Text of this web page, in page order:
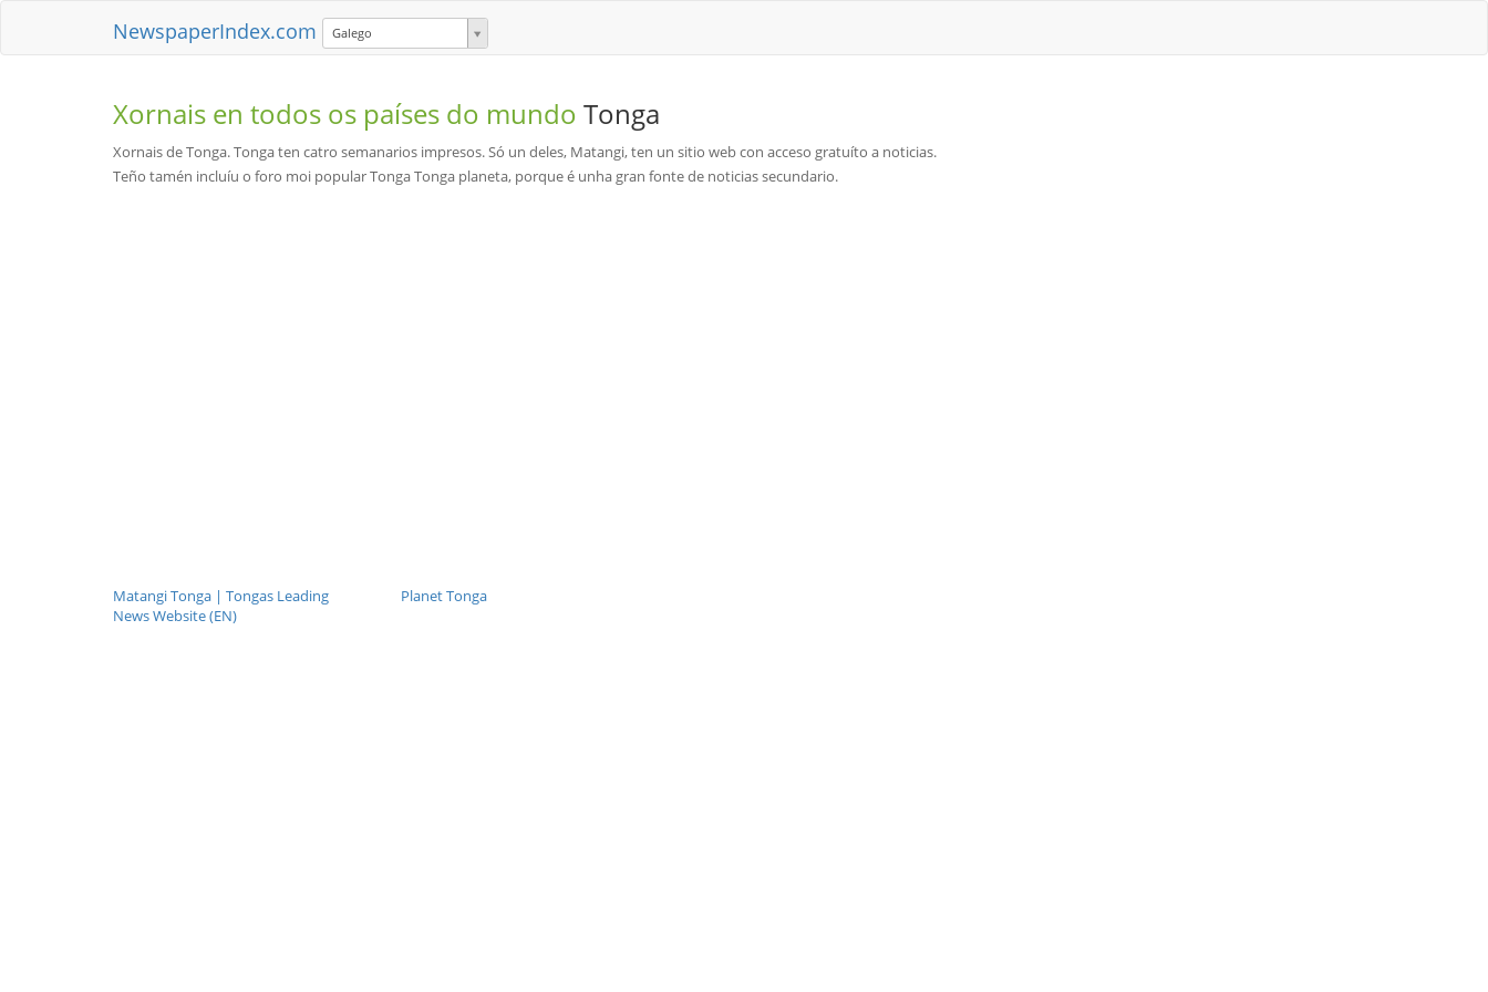
NewspaperIndex.com Galego
Xornais en todos os países do mundo Tonga
Xornais de Tonga. Tonga ten catro semanarios impresos. Só un deles, Matangi, ten un sitio web con acceso gratuíto a noticias.
Teño tamén incluíu o foro moi popular Tonga Tonga planeta, porque é unha gran fonte de noticias secundario.
Matangi Tonga | Tongas Leading
News Website (EN)
Planet Tonga